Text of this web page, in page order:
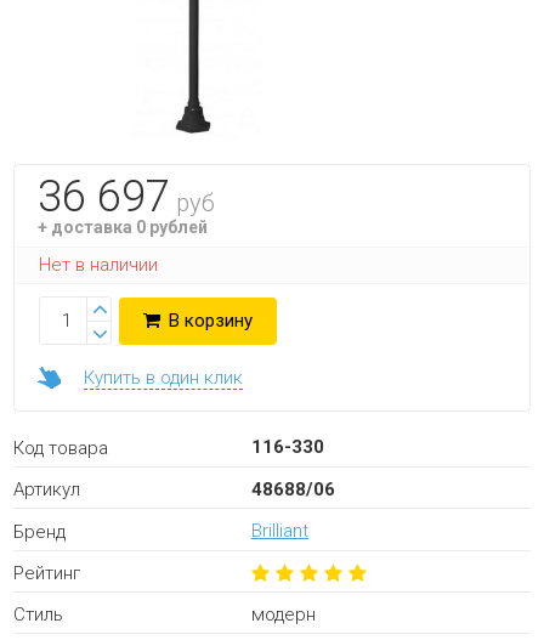
36 697 руб
+ доставка 0 рублей
Нет в наличии
В корзину
Купить в один клик
Код товара
116-330
Артикул
48688/06
Бренд
Brilliant
Рейтинг
Стиль
модерн